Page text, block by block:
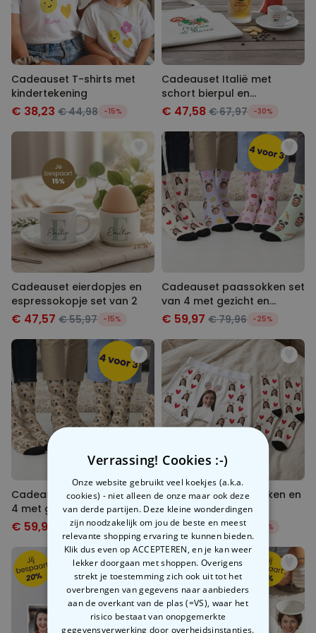
Cadeauset T-shirts met
kindertekening
€ 38,23 € 44,98 -15%
Cadeauset Italië met
schort bierpul en
espressokopje
€ 47,58 € 67,97 -30%
Cadeauset eierdopjes en
espressokopje set van 2
€ 47,57 € 55,97 -15%
Cadeauset paassokken set
van 4 met gezicht en
konijnenoren
€ 59,97 € 79,96 -25%
Cadeauset sokken set van
4 met gezicht
€ 59,97 € 79,96 -25%
Cadeauset paassokken en
boxershorts
€ 39,98 € 49,98 -20%
Verrassing! Cookies :-)
Onze website gebruikt veel koekjes (a.k.a.
cookies) - niet alleen de onze maar ook deze
van derde partijen. Deze kleine wonderdingen
zijn noodzakelijk om jou de beste en meest
relevante shopping ervaring te kunnen bieden.
Klik dus even op ACCEPTEREN, en je kan weer
lekker doorgaan met shoppen. Overigens
strekt je toestemming zich ook uit tot het
overbrengen van gegevens naar aanbieders
aan de overkant van de plas (=VS), waar het
risico bestaat van onopgemerkte
gegevensverwerking door overheidsinstanties.